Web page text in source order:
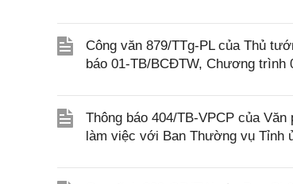
Công văn 879/TTg-PL của Thủ
báo 01-TB/BCĐTW, Chương trình
Thông báo 404/TB-VPCP của
làm việc với Ban Thường vụ Tỉnh